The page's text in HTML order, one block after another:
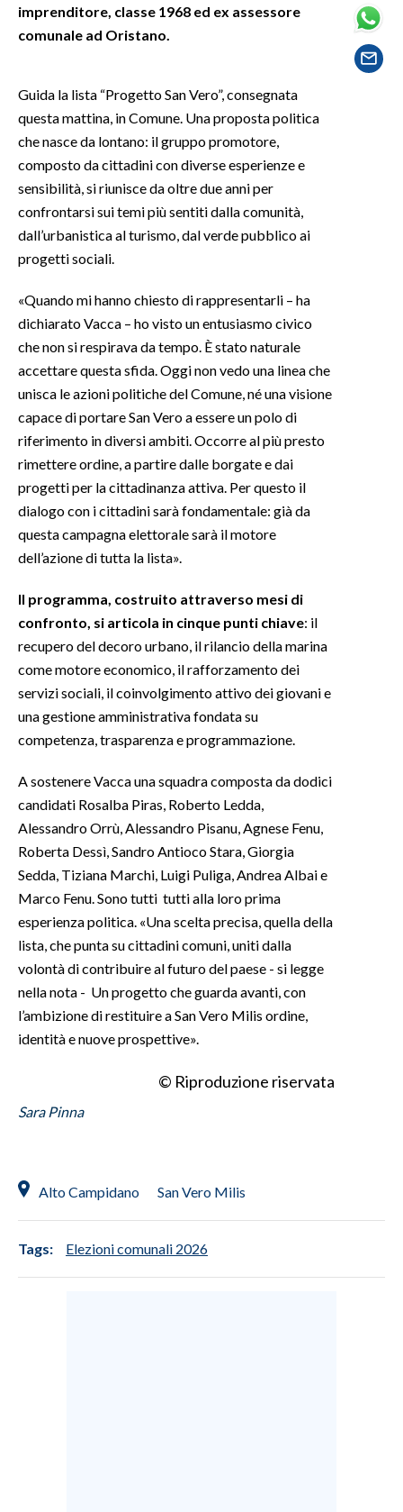
SALUTE
NOTIZIE
EVENTI
#CARAUNIONE
3 MINUTI CON
INSULARITÀ
ABBONATI
ANNUNCI
NECROLOGI
PUBBLICITÀ
STORE
imprenditore, classe 1968 ed ex assessore
comunale ad Oristano.
Guida la lista “Progetto San Vero”, consegnata
questa mattina, in Comune. Una proposta politica
che nasce da lontano: il gruppo promotore,
composto da cittadini con diverse esperienze e
sensibilità, si riunisce da oltre due anni per
confrontarsi sui temi più sentiti dalla comunità,
dall’urbanistica al turismo, dal verde pubblico ai
progetti sociali.
«Quando mi hanno chiesto di rappresentarli – ha
dichiarato Vacca – ho visto un entusiasmo civico
che non si respirava da tempo. È stato naturale
accettare questa sfida. Oggi non vedo una linea che
unisca le azioni politiche del Comune, né una visione
capace di portare San Vero a essere un polo di
riferimento in diversi ambiti. Occorre al più presto
rimettere ordine, a partire dalle borgate e dai
progetti per la cittadinanza attiva. Per questo il
dialogo con i cittadini sarà fondamentale: già da
questa campagna elettorale sarà il motore
dell’azione di tutta la lista».
Il programma, costruito attraverso mesi di
confronto, si articola in cinque punti chiave: il
recupero del decoro urbano, il rilancio della marina
come motore economico, il rafforzamento dei
servizi sociali, il coinvolgimento attivo dei giovani e
una gestione amministrativa fondata su
competenza, trasparenza e programmazione.
A sostenere Vacca una squadra composta da dodici
candidati Rosalba Piras, Roberto Ledda,
Alessandro Orrù, Alessandro Pisanu, Agnese Fenu,
Roberta Dessì, Sandro Antioco Stara, Giorgia
Sedda, Tiziana Marchi, Luigi Puliga, Andrea Albai e
Marco Fenu. Sono tutti tutti alla loro prima
esperienza politica. «Una scelta precisa, quella della
lista, che punta su cittadini comuni, uniti dalla
volontà di contribuire al futuro del paese - si legge
nella nota - Un progetto che guarda avanti, con
l’ambizione di restituire a San Vero Milis ordine,
identità e nuove prospettive».
© Riproduzione riservata
Sara Pinna
Alto Campidano San Vero Milis
Tags: Elezioni comunali 2026